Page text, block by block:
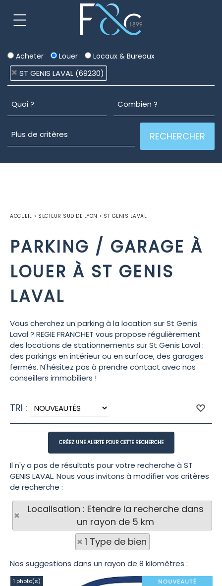
Acheter Louer Locaux & Bureaux
ST GENIS LAVAL (69230)
ACCUEIL > SECTEUR SUD DE LYON > ST GENIS LAVAL
PARKING / GARAGE À
LOUER À ST GENIS
LAVAL
Vous cherchez un parking à la location sur St Genis
Laval ? REGIE FRANCHET vous propose régulièrement
des locations de stationnements sur St Genis Laval :
des parkings en intérieur ou en surface, des garages
fermés. N'hésitez pas à prendre contact avec nos
conseillers immobiliers !
TRI :
Il n'y a pas de résultats pour votre recherche à ST
GENIS LAVAL. Nous vous invitons à modifier vos critères
de recherche :
Localisation : Etendre la recherche dans
un rayon de 5 km
1 Type de bien
Nos suggestions dans un rayon de 8 kilomètres :
1 photo(s)